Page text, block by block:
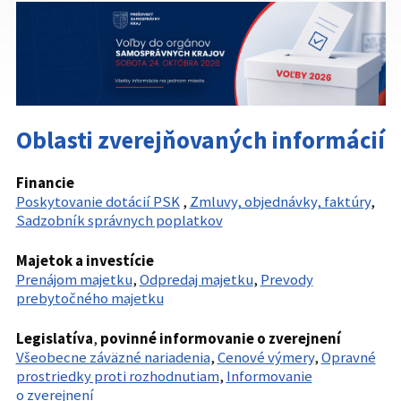
Oblasti zverejňovaných informácií
Financie
Poskytovanie dotácií PSK, Zmluvy, objednávky, faktúry,
Sadzobník správnych poplatkov
Majetok a investície
Prenájom majetku,Odpredaj majetku, Prevody
prebytočného majetku
Legislatíva, povinné informovanie o zverejnení
Všeobecne záväzné nariadenia,Cenové výmery,Opravné
prostriedky proti rozhodnutiam, Informovanie
o zverejnení